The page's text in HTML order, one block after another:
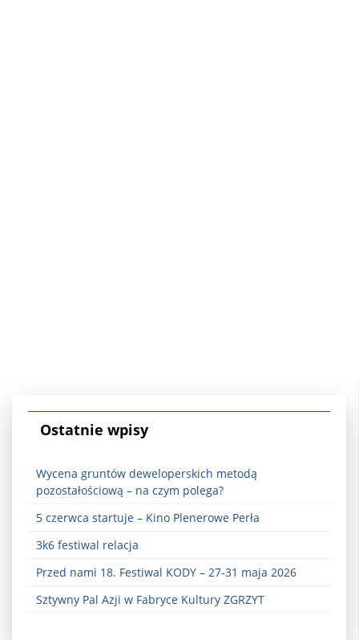
Ostatnie wpisy
Wycena gruntów deweloperskich metodą
pozostałościową – na czym polega?
5 czerwca startuje – Kino Plenerowe Perła
3k6 festiwal relacja
Przed nami 18. Festiwal KODY – 27-31 maja 2026
Sztywny Pal Azji w Fabryce Kultury ZGRZYT